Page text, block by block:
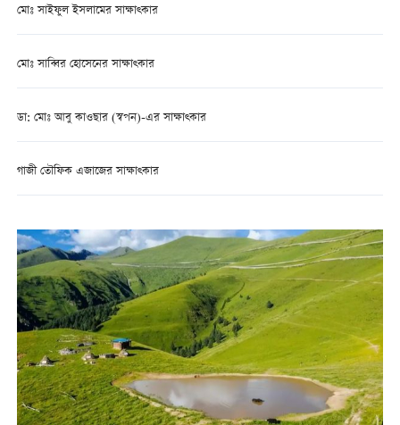
মোঃ সাইফুল ইসলামের সাক্ষাত্কার
মোঃ সাব্বির হোসেনের সাক্ষাত্কার
ডা: মোঃ আবু কাওছার (স্বপন)-এর সাক্ষাত্কার
গাজী তৌফিক এজাজের সাক্ষাত্কার